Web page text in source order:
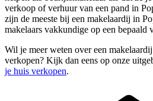
verkoop of verhuur van een pand in
zijn de meeste bij een makelaardij in
makelaars vakkundige op een bepaald
Wil je meer weten over een
verkopen? Kijk dan eens op onze
je huis verkopen.